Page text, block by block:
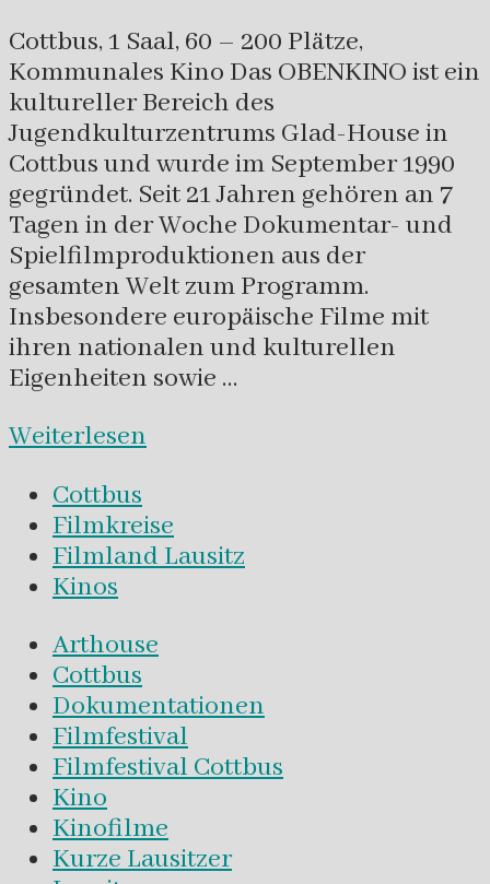
Cottbus, 1 Saal, 60 – 200 Plätze,
Kommunales Kino Das OBENKINO ist ein
kultureller Bereich des
Jugendkulturzentrums Glad-House in
Cottbus und wurde im September 1990
gegründet. Seit 21 Jahren gehören an 7
Tagen in der Woche Dokumentar- und
Spielfilmproduktionen aus der
gesamten Welt zum Programm.
Insbesondere europäische Filme mit
ihren nationalen und kulturellen
Eigenheiten sowie …
Weiterlesen
Cottbus
Filmkreise
Filmland Lausitz
Kinos
Arthouse
Cottbus
Dokumentationen
Filmfestival
Filmfestival Cottbus
Kino
Kinofilme
Kurze Lausitzer